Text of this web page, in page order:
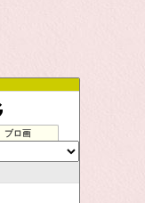
ブロ画